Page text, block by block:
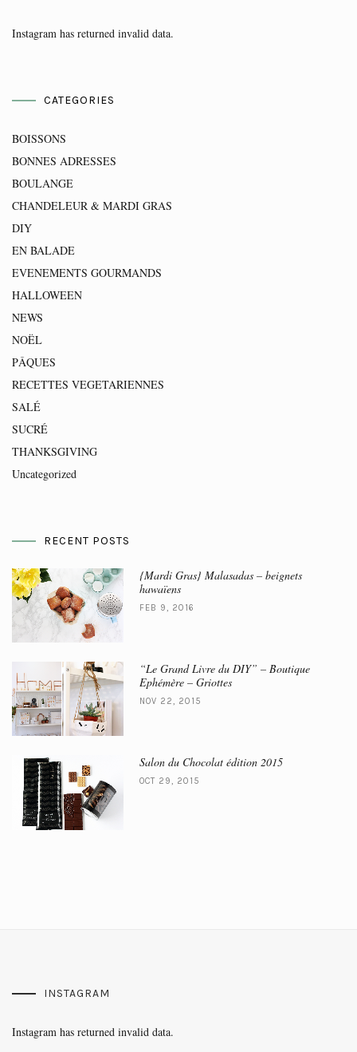
Instagram has returned invalid data.
CATEGORIES
BOISSONS
BONNES ADRESSES
BOULANGE
CHANDELEUR & MARDI GRAS
DIY
EN BALADE
EVENEMENTS GOURMANDS
HALLOWEEN
NEWS
NOËL
PÂQUES
RECETTES VEGETARIENNES
SALÉ
SUCRÉ
THANKSGIVING
Uncategorized
RECENT POSTS
{Mardi Gras} Malasadas – beignets
hawaïens
FEB 9, 2016
“Le Grand Livre du DIY” – Boutique
Ephémère – Griottes
NOV 22, 2015
Salon du Chocolat édition 2015
OCT 29, 2015
INSTAGRAM
Instagram has returned invalid data.